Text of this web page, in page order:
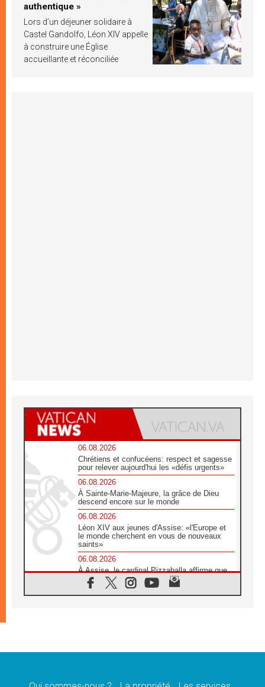
authentique »
Lors d’un déjeuner solidaire à
Castel Gandolfo, Léon XIV appelle
à construire une Église
accueillante et réconciliée
06.08.2026
Chrétiens et confucéens: respect et sagesse
pour relever aujourd'hui les «défis urgents»
06.08.2026
À Sainte-Marie-Majeure, la grâce de Dieu
descend encore sur le monde
06.08.2026
Léon XIV aux jeunes d'Assise: «l'Europe et
le monde cherchent en vous de nouveaux
saints»
06.08.2026
À Assise, le cardinal Pizzaballa affirme que
«les chrétiens veulent la paix»
06.08.2026
message de paix et de dignité humaine»